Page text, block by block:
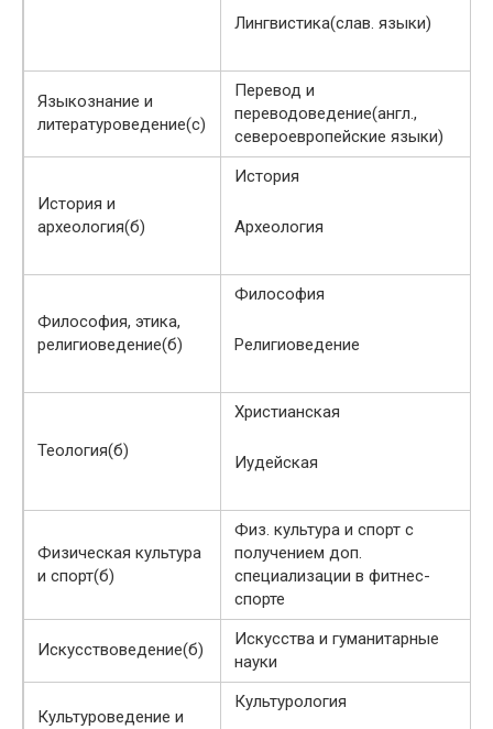
Лингвистика(слав. языки)
Языкознание и
литературоведение(с)
Перевод и
переводоведение(англ.,
североевропейские языки)
История и
археология(б)
История
Археология
Философия, этика,
религиоведение(б)
Философия
Религиоведение
Теология(б)
Христианская
Иудейская
Физическая культура
и спорт(б)
Физ. культура и спорт с
получением доп.
специализации в фитнес-
спорте
Искусствоведение(б)
Искусства и гуманитарные
науки
Культуроведение и
Культурология